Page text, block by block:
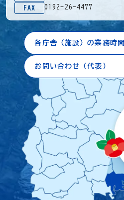
FAX
0192-26-4477
各庁舎（施設）の業務時間
お問い合わせ（代表）